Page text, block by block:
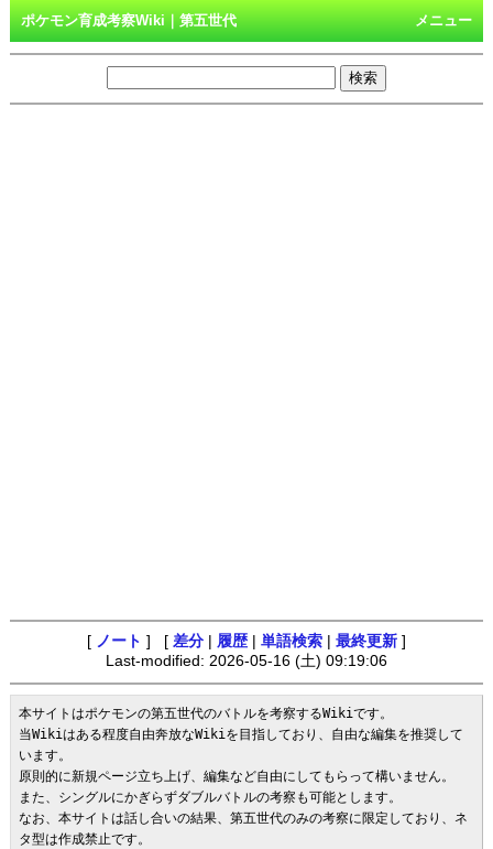
メニュー
ポケモン育成考察Wiki｜第五世代
[ ノート ] [ 差分 履歴 単語検索 最終更新 ]
Last-modified: 2026-05-16 (土) 09:19:06
本サイトはポケモンの第五世代のバトルを考察するWikiです。
当Wikiはある程度自由奔放なWikiを目指しており、自由な編集を推奨して
います。
原則的に新規ページ立ち上げ、編集など自由にしてもらって構いません。
また、シングルにかぎらずダブルバトルの考察も可能とします。
なお、本サイトは話し合いの結果、第五世代のみの考察に限定しており、ネ
タ型は作成禁止です。